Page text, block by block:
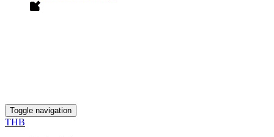
Toggle navigation
THB